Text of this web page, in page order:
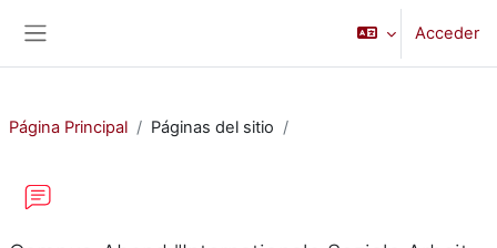
Acceder
Página Principal Páginas del sitio